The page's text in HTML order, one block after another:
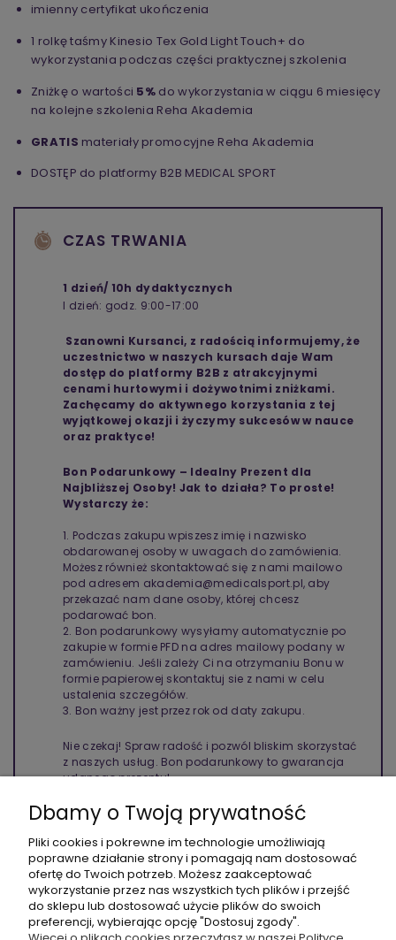
imienny certyfikat ukończenia
1 rolkę taśmy Kinesio Tex Gold Light Touch+ do
wykorzystania podczas części praktycznej szkolenia
Zniżkę o wartości 5% do wykorzystania w ciągu 6 miesięcy
na kolejne szkolenia Reha Akademia
GRATIS materiały promocyjne Reha Akademia
DOSTĘP do platformy B2B MEDICAL SPORT
CZAS TRWANIA
1 dzień/ 10h dydaktycznych
I dzień: godz. 9:00-17:00
Szanowni Kursanci, z radością informujemy, że
uczestnictwo w naszych kursach daje Wam
dostęp do platformy B2B z atrakcyjnymi
cenami hurtowymi i dożywotnimi zniżkami.
Zachęcamy do aktywnego korzystania z tej
wyjątkowej okazji i życzymy sukcesów w nauce
oraz praktyce!
Bon Podarunkowy – Idealny Prezent dla
Najbliższej Osoby! Jak to działa? To proste!
Wystarczy że:
1. Podczas zakupu wpiszesz imię i nazwisko
obdarowanej osoby w uwagach do zamówienia.
Możesz również skontaktować się z nami mailowo
pod adresem akademia@medicalsport.pl, aby
przekazać nam dane osoby, której chcesz
podarować bon.
2. Bon podarunkowy wysyłamy automatycznie po
zakupie w formie PFD na adres mailowy podany w
zamówieniu. Jeśli zależy Ci na otrzymaniu Bonu w
formie papierowej skontaktuj sie z nami w celu
ustalenia szczegółów.
3. Bon ważny jest przez rok od daty zakupu.
Nie czekaj! Spraw radość i pozwól bliskim skorzystać
z naszych usług. Bon podarunkowy to gwarancja
udanego prezentu!
KURS STACJONARNY
Dbamy o Twoją prywatność
Pliki cookies i pokrewne im technologie umożliwiają
poprawne działanie strony i pomagają nam dostosować
ofertę do Twoich potrzeb. Możesz zaakceptować
wykorzystanie przez nas wszystkich tych plików i przejść
do sklepu lub dostosować użycie plików do swoich
preferencji, wybierając opcję "Dostosuj zgody".